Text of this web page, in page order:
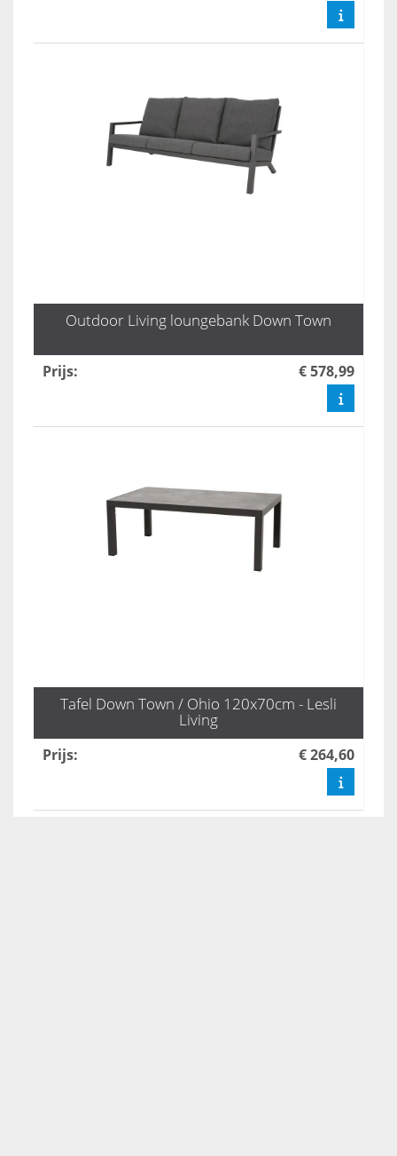
Outdoor Living loungebank Down Town
Prijs: € 578,99
Tafel Down Town / Ohio 120x70cm - Lesli
Living
Prijs: € 264,60